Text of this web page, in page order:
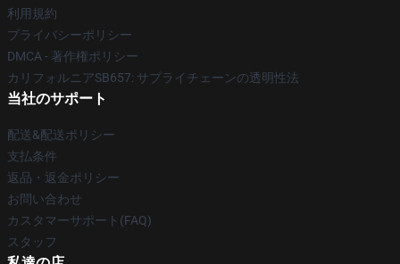
利用規約
プライバシーポリシー
DMCA - 著作権ポリシー
カリフォルニアSB657: サプライチェーンの透明性法
当社のサポート
配送&配送ポリシー
支払条件
返品・返金ポリシー
お問い合わせ
カスタマーサポート(FAQ)
スタッフ